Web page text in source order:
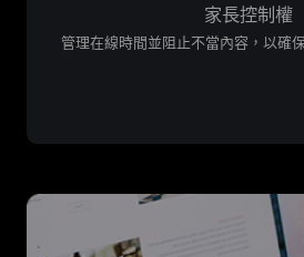
家長控制權
管理在線時間並阻止不當內容，以確